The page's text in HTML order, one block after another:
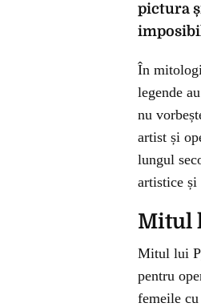
pictura
În
legende
nu
artist și
lungul
artistice și
Mitul
Mitul lui
pentru
femeile